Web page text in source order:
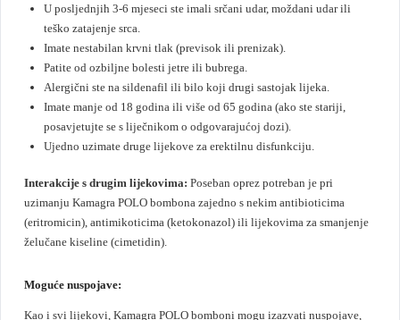
U posljednjih 3-6 mjeseci ste imali srčani udar, moždani udar ili
teško zatajenje srca.
Imate nestabilan krvni tlak (previsok ili prenizak).
Patite od ozbiljne bolesti jetre ili bubrega.
Alergični ste na sildenafil ili bilo koji drugi sastojak lijeka.
Imate manje od 18 godina ili više od 65 godina (ako ste stariji,
posavjetujte se s liječnikom o odgovarajućoj dozi).
Ujedno uzimate druge lijekove za erektilnu disfunkciju.
Interakcije s drugim lijekovima: Poseban oprez potreban je pri
uzimanju Kamagra POLO bombona zajedno s nekim antibioticima
(eritromicin), antimikoticima (ketokonazol) ili lijekovima za smanjenje
želučane kiseline (cimetidin).
Moguće nuspojave:
Kao i svi lijekovi, Kamagra POLO bomboni mogu izazvati nuspojave,